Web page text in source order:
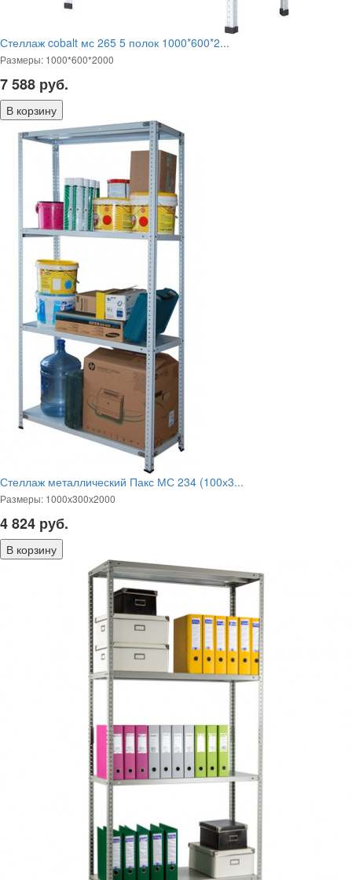
Стеллаж cobalt мс 265 5 полок 1000*600*2...
Размеры: 1000*600*2000
7 588 руб.
Стеллаж металлический Пакс МС 234 (100х3...
Размеры: 1000х300х2000
4 824 руб.